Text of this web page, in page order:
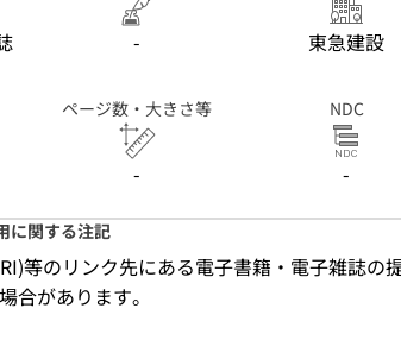
- 東急建設
ページ数・大きさ等
-
NDC
-
に関する注記
等のリンク先にある電子書籍・電子雑誌の
合があります。